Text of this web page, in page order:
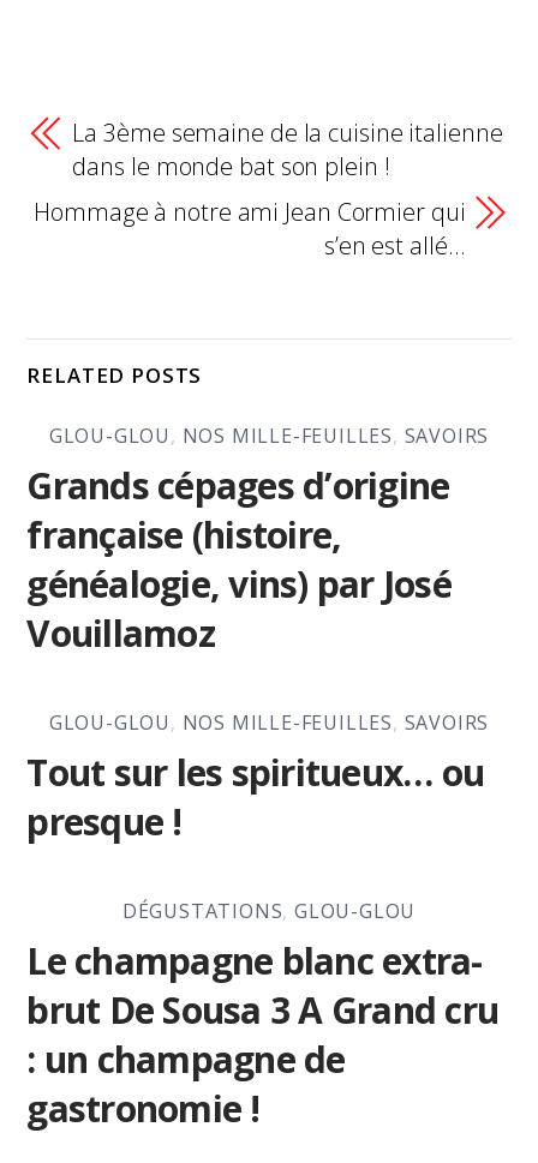
La 3ème semaine de la cuisine italienne
dans le monde bat son plein !
Hommage à notre ami Jean Cormier qui
s’en est allé…
RELATED POSTS
GLOU-GLOU, NOS MILLE-FEUILLES, SAVOIRS
Grands cépages d’origine
française (histoire,
généalogie, vins) par José
Vouillamoz
GLOU-GLOU, NOS MILLE-FEUILLES, SAVOIRS
Tout sur les spiritueux… ou
presque !
DÉGUSTATIONS, GLOU-GLOU
Le champagne blanc extra-
brut De Sousa 3 A Grand cru
: un champagne de
gastronomie !